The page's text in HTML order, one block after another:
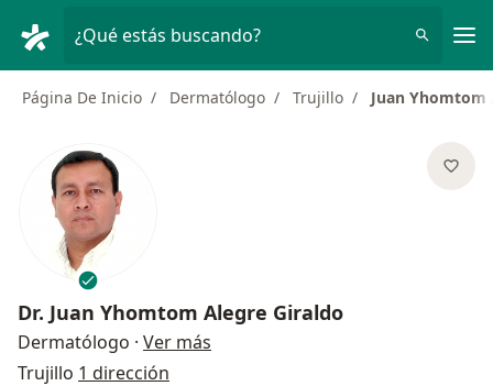
¿Qué estás buscando?
Página De Inicio Dermatólogo Trujillo Juan Yhomtom
Dr. Juan Yhomtom Alegre Giraldo
Dermatólogo · Ver más
Trujillo 1 dirección